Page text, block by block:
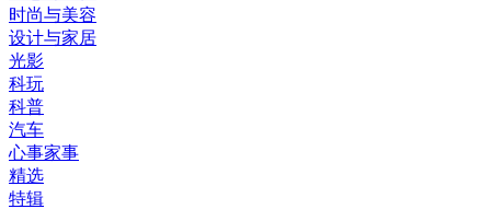
时尚与美容
设计与家居
光影
科玩
科普
汽车
心事家事
精选
特辑